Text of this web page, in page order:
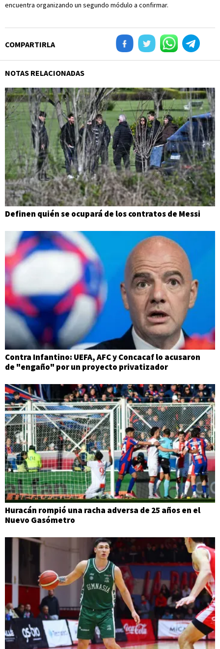
encuentra organizando un segundo módulo a confirmar.
COMPARTIRLA
NOTAS RELACIONADAS
Definen quién se ocupará de los contratos de Messi
Contra Infantino: UEFA, AFC y Concacaf lo acusaron
de "engaño" por un proyecto privatizador
Huracán rompió una racha adversa de 25 años en el
Nuevo Gasómetro